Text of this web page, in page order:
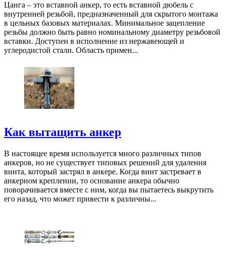
Цанга – это вставной анкер, то есть вставной дюбель с
внутренней резьбой, предназначенный для скрытого монтажа
в цельных базовых материалах. Минимальное зацепление
резьбы должно быть равно номинальному диаметру резьбовой
вставки. Доступен в исполнение из нержавеющей и
углеродистой стали. Область примен...
Как вытащить анкер
В настоящее время используется много различных типов
анкеров, но не существует типовых решений для удаления
винта, который застрял в анкере. Когда винт застревает в
анкерном креплении, то основание анкера обычно
поворачивается вместе с ним, когда вы пытаетесь выкрутить
его назад, что может привести к различны...